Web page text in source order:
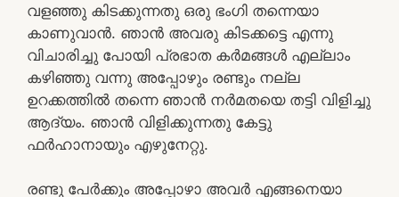
വളഞ്ഞു കിടക്കുന്നതു ഒരു ഭംഗി തന്നെയാ
കാണുവാൻ. ഞാൻ അവരു കിടക്കട്ടെ എന്നു
വിചാരിച്ചു പോയി പ്രഭാത കർമങ്ങൾ എല്ലാം
കഴിഞ്ഞു വന്നു അപ്പോഴും രണ്ടും നല്ല
ഉറക്കത്തിൽ തന്നെ ഞാൻ നർമതയെ തട്ടി വിളിച്ചു
ആദ്യം. ഞാൻ വിളിക്കുന്നതു കേട്ടു
ഫർഹാനായും എഴുനേറ്റു.
രണ്ടു പേർക്കും അപ്പോഴാ അവർ എങ്ങനെയാ